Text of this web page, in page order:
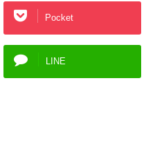
Pocket
LINE